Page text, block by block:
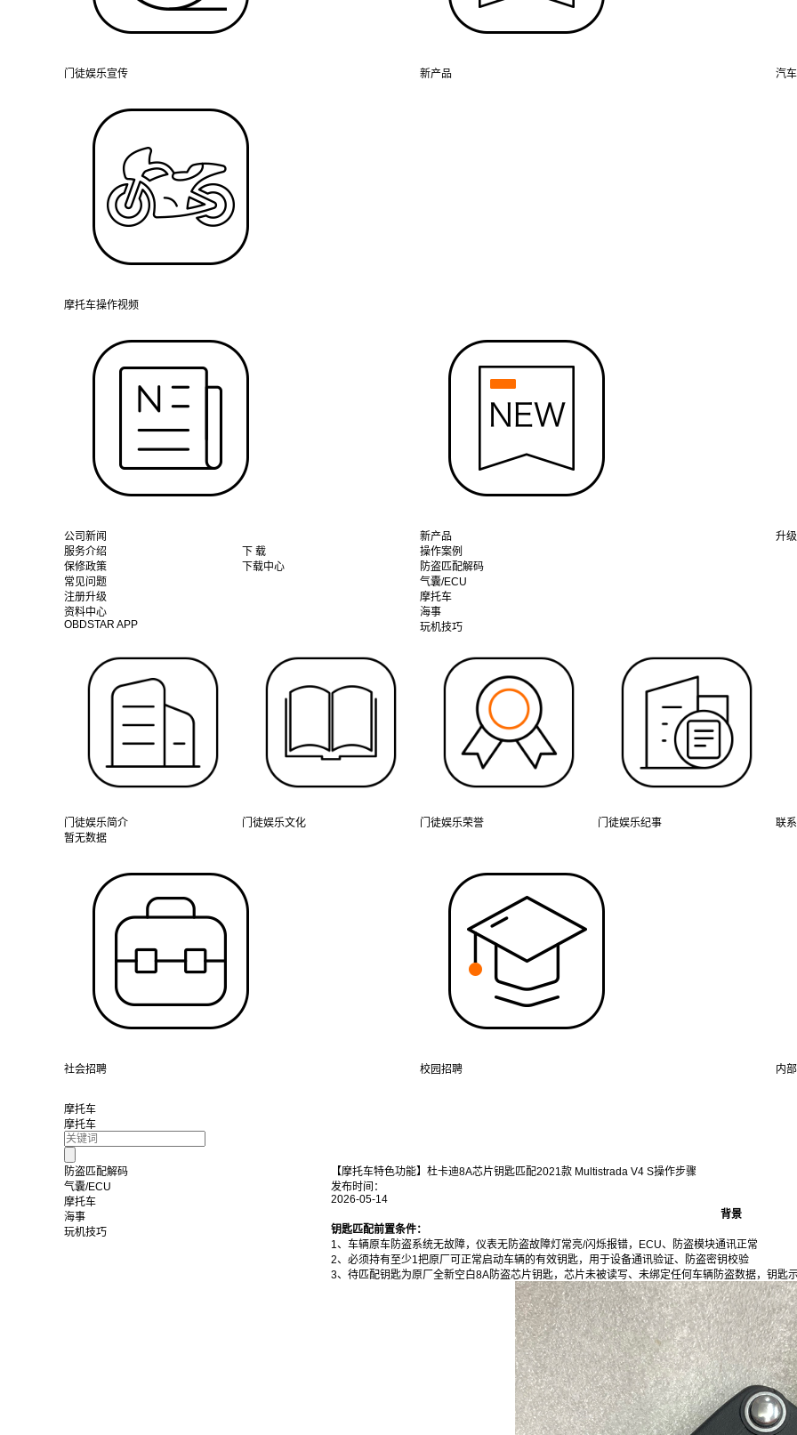
门徒娱乐宣传 新产品 汽
摩托车操作视频
公司新闻 新产品
升
服务介绍
保修政策
常见问题
注册升级
资料中心
OBDSTAR APP
下 载
下载中心
操作案例
防盗匹配解码
气囊/ECU
摩托车
海事
玩机技巧
门徒娱乐简介 门徒娱乐文化 门徒娱乐荣誉 门徒娱乐纪事
联
暂无数据
社会招聘 校园招聘 内
摩托车
摩托车
防盗匹配解码
气囊/ECU
摩托车
海事
玩机技巧
【摩托车特色功能】杜卡迪8A芯片钥匙匹配2021款 Multistrada V4 S操作步骤
发布时间：
2026-05-14
背景
钥匙匹配前置条件：
1、车辆原车防盗系统无故障，仪表无防盗故障灯常亮/闪烁报错，ECU、防盗模块通讯正常
2、必须持有至少1把原厂可正常启动车辆的有效钥匙，用于设备通讯验证、防盗密钥校验
3、待匹配钥匙为原厂全新空白8A防盗芯片钥匙，芯片未被读写、未绑定任何车辆防盗数据，钥匙